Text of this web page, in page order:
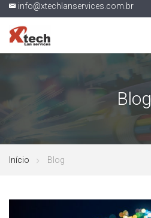
info@xtechlanservices.com.br
Blog
Início Blog